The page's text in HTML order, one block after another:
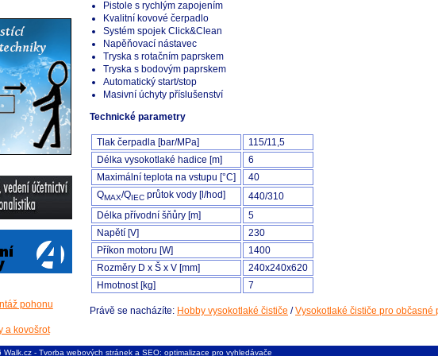
Pistole s rychlým zapojením
Kvalitní kovové čerpadlo
Systém spojek Click&Clean
Napěňovací nástavec
Tryska s rotačním paprskem
Tryska s bodovým paprskem
Automatický start/stop
Masivní úchyty příslušenství
Technické parametry
Tlak čerpadla [bar/MPa]
115/11,5
Délka vysokotlaké hadice [m]
6
Maximální teplota na vstupu [°C]
40
QMAX/QIEC průtok vody [l/hod]
440/310
Délka přívodní šňůry [m]
5
Napětí [V]
230
Příkon motoru [W]
1400
Rozměry D x Š x V [mm]
240x240x620
Hmotnost [kg]
7
Právě se nacházíte: Hobby vysokotlaké čističe /Vysokotlaké čističe pro občasné
pohonu
a kovošrot
Walk.cz - Tvorba webových stránek a SEO: optimalizace pro vyhledávače